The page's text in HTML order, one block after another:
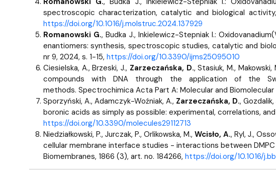
spectroscopic characterization, catalytic and biological
https://doi.org/10.1016/j.molstruc.2024.137929
Romanowski G., Budka J., Inkielewicz-Stepniak I.:
enantiomers: synthesis, spectroscopic studies, catalytic and
nr 9, 2024, s. 1-15, https://doi.org/10.3390/ijms25095010
Ciesielska, A., Brzeski, J., Zarzeczańska, D., Stasiuk, M.,
compounds with DNA through the application of the
methods. Spectrochimica Acta Part A: Molecular and Biomolecular
Sporzyński, A., Adamczyk-Woźniak, A., Zarzeczańska, D.,
boronic acids as simply as possible: experimental, correlations,
https://doi.org/10.3390/molecules29112713
Niedziałkowski, P., Jurczak, P., Orlikowska, M., Wcisło, A., Ryl, J.,
cellular membrane interface studies - interactions between
Biomembranes, 1866 (3), art. no. 184266, https://doi.org/10.1016/